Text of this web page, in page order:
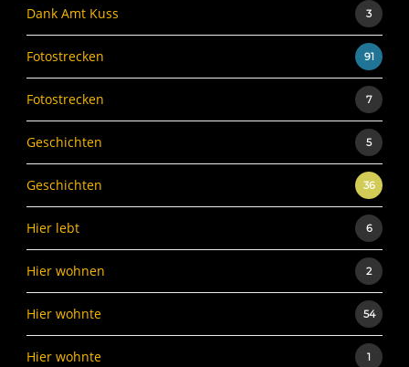
Dank Amt Kuss 3
Fotostrecken 91
Fotostrecken 7
Geschichten 5
Geschichten 36
Hier lebt 6
Hier wohnen 2
Hier wohnte 54
Hier wohnte 1